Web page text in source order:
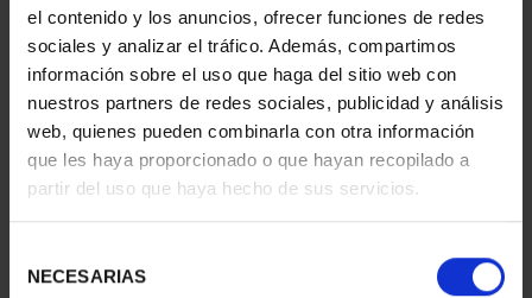
el contenido y los anuncios, ofrecer funciones de redes
sociales y analizar el tráfico. Además, compartimos
información sobre el uso que haga del sitio web con
nuestros partners de redes sociales, publicidad y análisis
web, quienes pueden combinarla con otra información
que les haya proporcionado o que hayan recopilado a
partir del uso que haya hecho de sus servicios.
NECESARIAS
140,00 €